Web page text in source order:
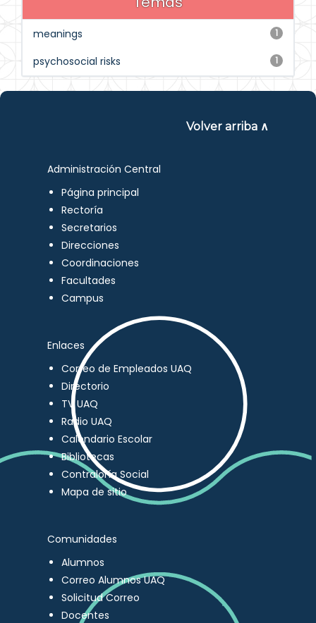
1
meanings
1
psychosocial risks
Volver arriba ∧
Administración Central
Página principal
Rectoría
Secretarios
Direcciones
Coordinaciones
Facultades
Campus
Enlaces
Correo de Empleados UAQ
Directorio
TV UAQ
Radio UAQ
Calendario Escolar
Bibliotecas
Contraloría Social
Mapa de sitio
Comunidades
Alumnos
Correo Alumnos UAQ
Solicitud Correo
Docentes